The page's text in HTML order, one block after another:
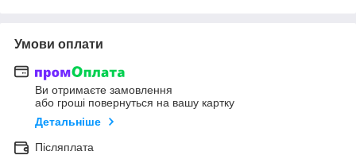
Умови оплати
Ви отримаєте замовлення
або гроші повернуться на вашу картку
Детальніше
Післяплата